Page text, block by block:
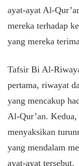
ayat-ayat Al-
mereka terhadap
yang mereka
Tafsir Bi Al-
pertama, riwayat
yang mencakup
Al-Qur’an. Kedua,
menyaksikan
yang mendalam
ayat-ayat tersebut.